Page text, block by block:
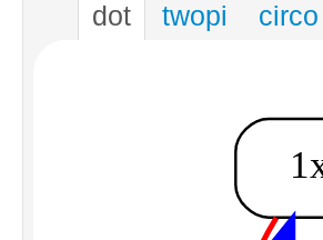
dot twopi circo